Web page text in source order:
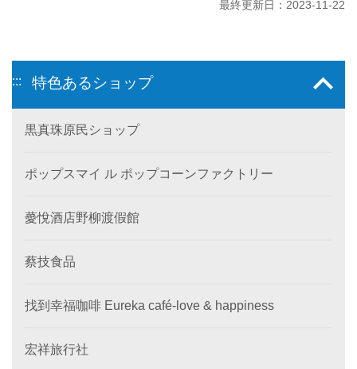
最終更新日：2023-11-22
::: 特色あるショップ
黒真珠原民ショップ
ポップスマイ ル ポップコーンファクトリー
薆悅酒店野柳渡假館
蔡技食品
找到幸福咖啡 Eureka café-love & happiness
宏祥旅行社